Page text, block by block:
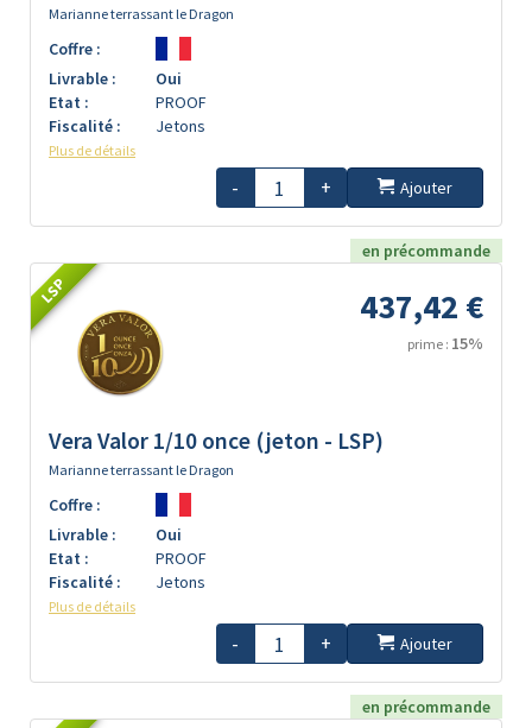
Marianne terrassant le Dragon
Coffre :
Livrable :
Oui
Etat :
PROOF
Fiscalité :
Jetons
Plus de détails
- + Ajouter
en précommande
LSP 437,42 €
prime : 15%
Vera Valor 1/10 once (jeton - LSP)
Marianne terrassant le Dragon
Coffre :
Livrable :
Oui
Etat :
PROOF
Fiscalité :
Jetons
Plus de détails
- + Ajouter
en précommande